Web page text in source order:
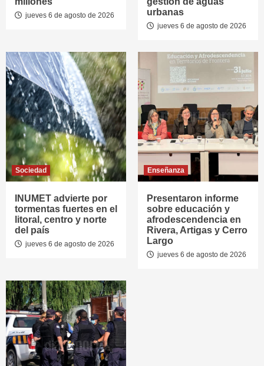
jueves 6 de agosto de 2026
urbanas
jueves 6 de agosto de 2026
Sociedad
INUMET advierte por
tormentas fuertes en el
litoral, centro y norte
del país
jueves 6 de agosto de 2026
Enseñanza
Presentaron informe
sobre educación y
afrodescendencia en
Rivera, Artigas y Cerro
Largo
jueves 6 de agosto de 2026